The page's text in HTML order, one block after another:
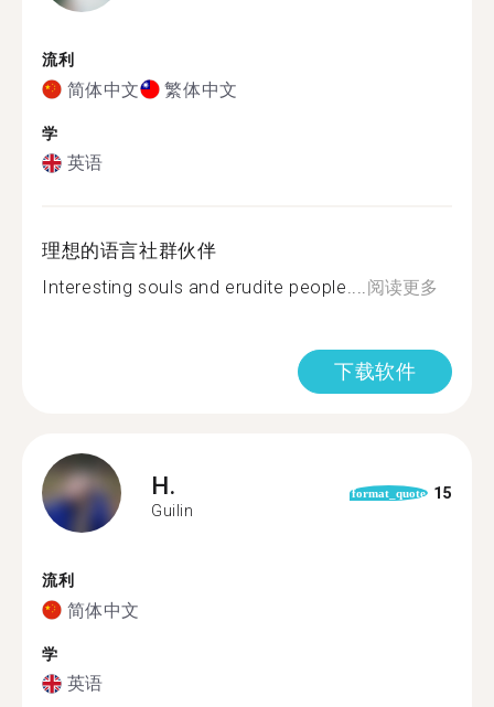
流利
简体中文 繁体中文
学
英语
理想的语言社群伙伴
Interesting souls and erudite people....阅读更多
下载软件
H.
Guilin
format_quote 15
流利
简体中文
学
英语